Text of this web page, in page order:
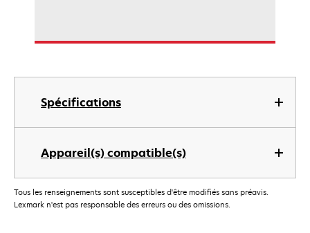
Spécifications
Appareil(s) compatible(s)
Tous les renseignements sont susceptibles d'être modifiés sans préavis.
Lexmark n'est pas responsable des erreurs ou des omissions.